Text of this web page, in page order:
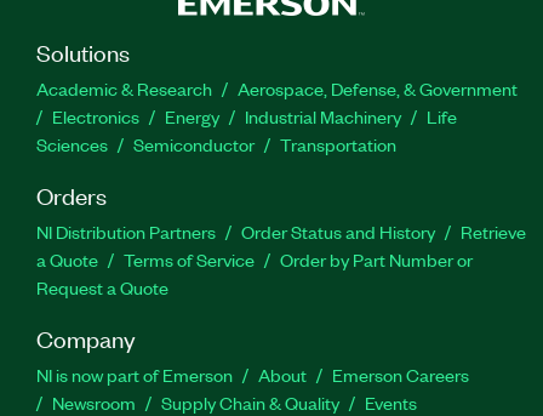
Solutions
Academic & Research
Aerospace, Defense, & Government
Electronics
Energy Industrial Machinery
Life
Sciences
Semiconductor Transportation
Orders
NI Distribution Partners Order Status and History
Retrieve
a Quote
Terms of Service
Order by Part Number or
Request a Quote
Company
NI is now part of Emerson About
Emerson Careers
Newsroom
Supply Chain & Quality Events